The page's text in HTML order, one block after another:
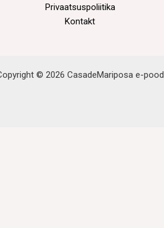
Privaatsuspoliitika
Kontakt
© 2026 CasadeMariposa e-pood